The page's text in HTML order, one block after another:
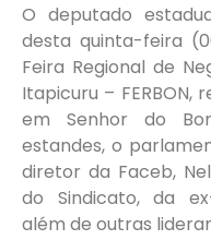
O deputado
desta quinta-feira
Feira Regional de
Itapicuru – FERBON,
em Senhor do
estandes, o
diretor da Faceb,
do Sindicato, da
além de outras